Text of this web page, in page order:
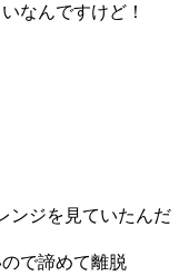
なんですけど！
ンジを見ていたんだ
で諦めて離脱